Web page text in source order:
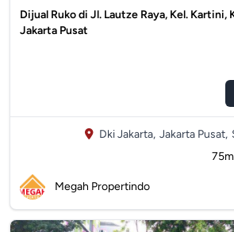
Dijual Ruko di Jl. Lautze Raya, Kel. Kartini,
Jakarta Pusat
Dki Jakarta, Jakarta Pusat,
75m
Megah Propertindo